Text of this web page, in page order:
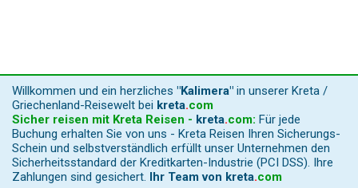
Willkommen und ein herzliches "Kalimera" in unserer Kreta /
Griechenland-Reisewelt bei kreta.com
Sicher reisen mit Kreta Reisen - kreta.com: Für jede
Buchung erhalten Sie von uns - Kreta Reisen Ihren Sicherungs-
Schein und selbstverständlich erfüllt unser Unternehmen den
Sicherheitsstandard der Kreditkarten-Industrie (PCI DSS). Ihre
Zahlungen sind gesichert. Ihr Team von kreta.com